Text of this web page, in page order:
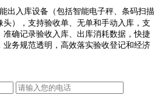
智能出入库设备（包括智能电子秤、条码扫描
头），支持验收单、无单和手动入库，支
准确记录验收入库、出库消耗数据，快捷
务规范透明，高效落实验收登记和经济